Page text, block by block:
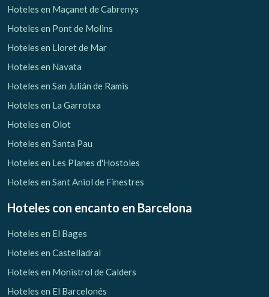
Hoteles en Maçanet de Cabrenys
Hoteles en Pont de Molins
Hoteles en Lloret de Mar
Hoteles en Navata
Hoteles en San Julián de Ramis
Hoteles en La Garrotxa
Hoteles en Olot
Hoteles en Santa Pau
Hoteles en Les Planes d'Hostoles
Hoteles en Sant Aniol de Finestres
Hoteles con encanto en Barcelona
Hoteles en El Bages
Hoteles en Castelladral
Hoteles en Monistrol de Calders
Hoteles en El Barcelonés